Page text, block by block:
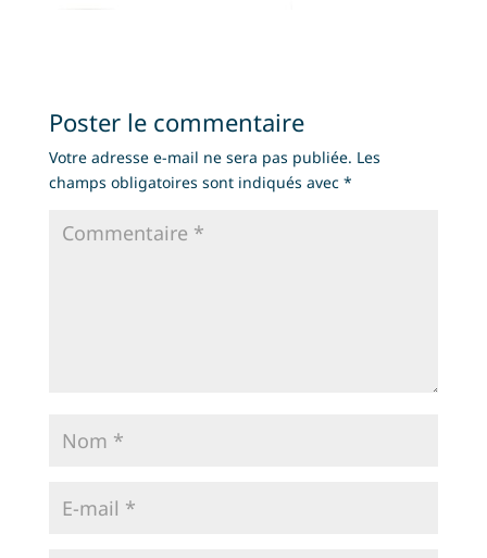
Poster le commentaire
Votre adresse e-mail ne sera pas publiée. Les
champs obligatoires sont indiqués avec *